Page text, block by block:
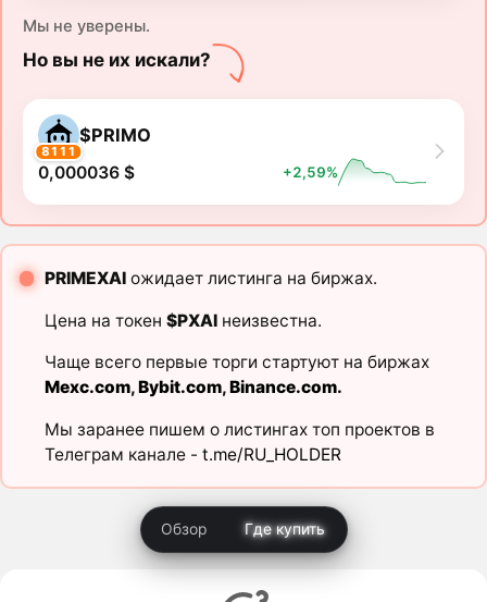
Мы не уверены.
Но вы не их искали?
8111
$PRIMO
0,000036 $ +2,59%
PRIMEXAIожидает листинга на биржах.
Цена на токен $PXAIнеизвестна.
Чаще всего первые торги стартуют на биржах
Mexc.com,Bybit.com,Binance.com.
Мы заранее пишем о листингах топ проектов в
Телеграм канале - t.me/RU_HOLDER
Обзор Где купить